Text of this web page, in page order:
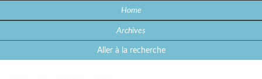
Home
Archives
Aller à la recherche